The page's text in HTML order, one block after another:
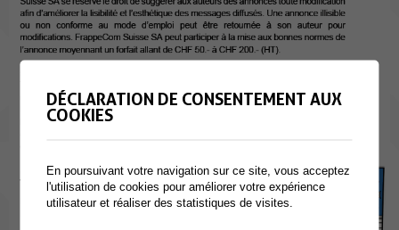
DÉCLARATION DE CONSENTEMENT AUX
COOKIES
En poursuivant votre navigation sur ce site, vous acceptez
l'utilisation de cookies pour améliorer votre expérience
utilisateur et réaliser des statistiques de visites.